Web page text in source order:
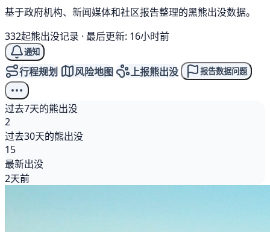
基于政府机构、新闻媒体和社区报告整理的黑熊出没数据。
332起熊出没记录 · 最后更新: 16小时前
通知
行程规划 风险地图 上报熊出没 报告数据问题
过去7天的熊出没
2
过去30天的熊出没
15
最新出没
2天前